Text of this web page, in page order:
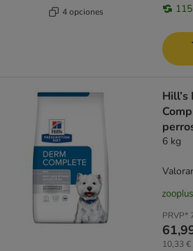
4 opciones
6 kg
PRVP*
10,33 €